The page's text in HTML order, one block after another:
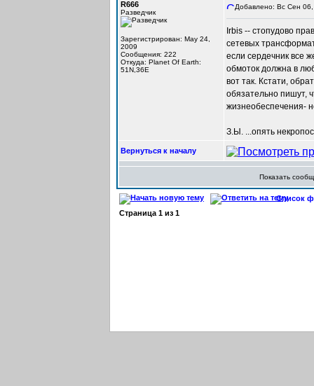
R666
Разведчик
Зарегистрирован: May 24,
2009
Сообщения: 222
Откуда: Planet Of Earth:
51N,36E
Добавлено: Вс Сен
Irbis -- стопудово
сетевых
если сердечник все
обмоток должна в
вот так. Кстати,
обязательно пишут,
жизнеобеспечения-
З.Ы. ...опять
Вернуться к началу
Показать
Список
Страница 1 из 1